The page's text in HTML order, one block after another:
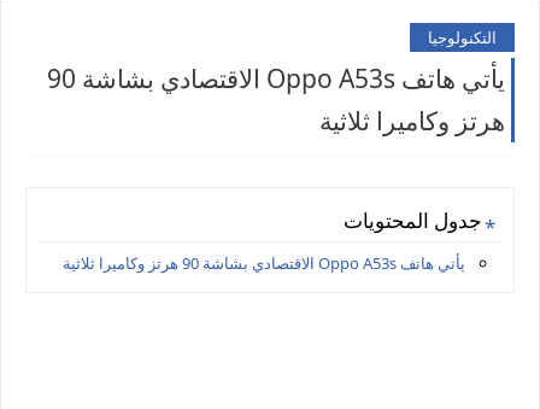
التكنولوجيا
يأتي هاتف Oppo A53s الاقتصادي بشاشة 90
هرتز وكاميرا ثلاثية
جدول المحتويات
يأتي هاتف Oppo A53s الاقتصادي بشاشة 90 هرتز وكاميرا ثلاثية